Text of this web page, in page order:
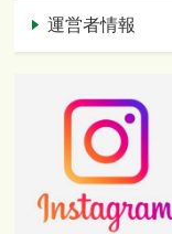
運営者情報